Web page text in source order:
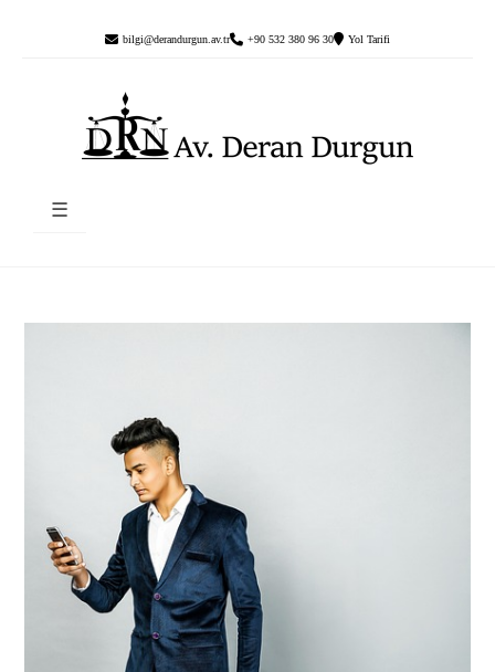
bilgi@derandurgun.av.tr +90 532 380 96 30 Yol Tarifi
☰